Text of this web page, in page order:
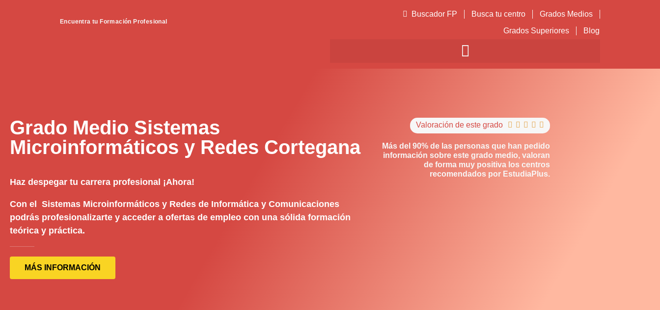
Encuentra tu Formación Profesional
Buscador FP Busca tu centro
Grados Medios
Grados Superiores
Blog
Grado Medio Sistemas
Microinformáticos y Redes Cortegana
Haz despegar tu carrera profesional ¡Ahora!
Con el Sistemas Microinformáticos y Redes de Informática y Comunicaciones
podrás profesionalizarte y acceder a ofertas de empleo con una sólida formación
teórica y práctica.
MÁS INFORMACIÓN
Valoración de este grado     
Más del 90% de las personas que han pedido
información sobre este grado medio, valoran
de forma muy positiva los centros
recomendados por EstudiaPlus.